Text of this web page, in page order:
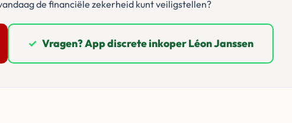
de financiële zekerheid kunt veiligstellen?
✓ Vragen? App discrete inkoper Léon Janssen